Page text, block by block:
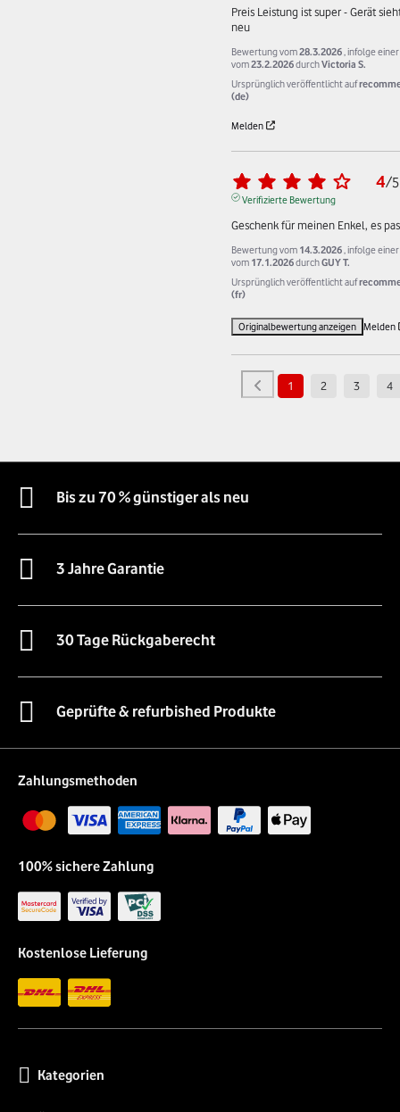
Preis Leistung ist super - Gerät
neu
Bewertung vom28.3.2026 , infolge
vom23.2.2026durchVictoria S.
Ursprünglich veröffentlicht auf
(de)
Melden
4/5
Verifizierte Bewertung
Geschenk für meinen Enkel, es
Bewertung vom 14.3.2026 , infolge
vom 17.1.2026durchGUY T.
Ursprünglich veröffentlicht auf
(fr)
Originalbewertung anzeigen Melden
1 2 3 4
Bis zu 70 % günstiger als neu
3 Jahre Garantie
30 Tage Rückgaberecht
Geprüfte & refurbished Produkte
Zahlungsmethoden
100% sichere Zahlung
Kostenlose Lieferung
Kategorien